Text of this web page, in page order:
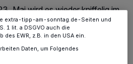
Mai wird es wieder kniffelig im
Datenschutzerklärung.
extra-tipp-am-sonntag.de-Seiten und
1 lit. a DSGVO auch die
des EWR, z.B. in den USA ein.
Daten, um Folgendes